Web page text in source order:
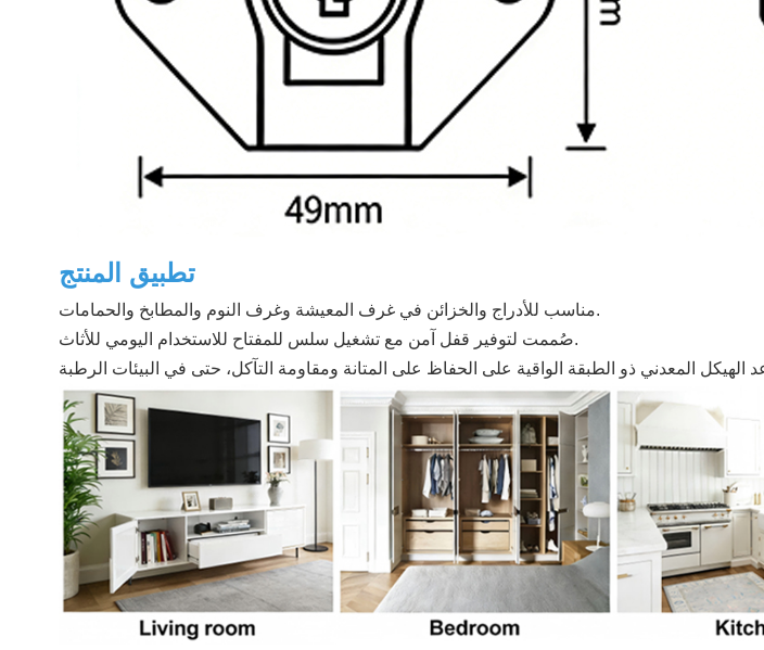
تطبيق المنتج
مناسب للأدراج والخزائن في غرف المعيشة وغرف النوم والمطابخ والحمامات.
صُممت لتوفير قفل آمن مع تشغيل سلس للمفتاح للاستخدام اليومي للأثاث.